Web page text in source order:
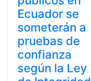
Ecuador se
someterán a
pruebas de
confianza
según la Ley